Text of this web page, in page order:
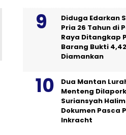
Diduga Edarkan
Pria 26 Tahun di
Raya Ditangkap
Barang Bukti
Diamankan
Dua Mantan
Menteng
Suriansyah
Dokumen Pasca
Inkracht